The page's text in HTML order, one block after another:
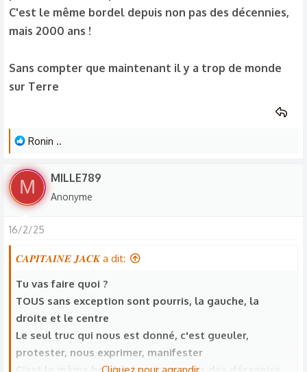
même pas combien font 7 fois 9.
Depuis des décennies ils ont détruit et vendu toute
des bénéfices et nationalisent celles qui sont déficitaires,
ensuite ils nous rackettent pour rembourser la dette
C'est le même bordel depuis non pas des décennies,
mais 2000 ans !
Sans compter que maintenant il y a trop de monde
sur Terre
L
s
r
é
c
o
n
s
Ronin ..
M MILLE789
Anonyme
16/2/25
𝑪𝑨𝑷𝑰𝑻𝑨𝑰𝑵𝑬 𝑱𝑨𝑪𝑲 a dit:
Tu vas faire quoi ?
TOUS sans exception sont pourris, la gauche, la
droite et le centre
Le seul truc qui nous est donné, c'est gueuler,
protester, nous exprimer, manifester
C'est le même bordel depuis non pas des décennies,
Cliquez pour agrandir...